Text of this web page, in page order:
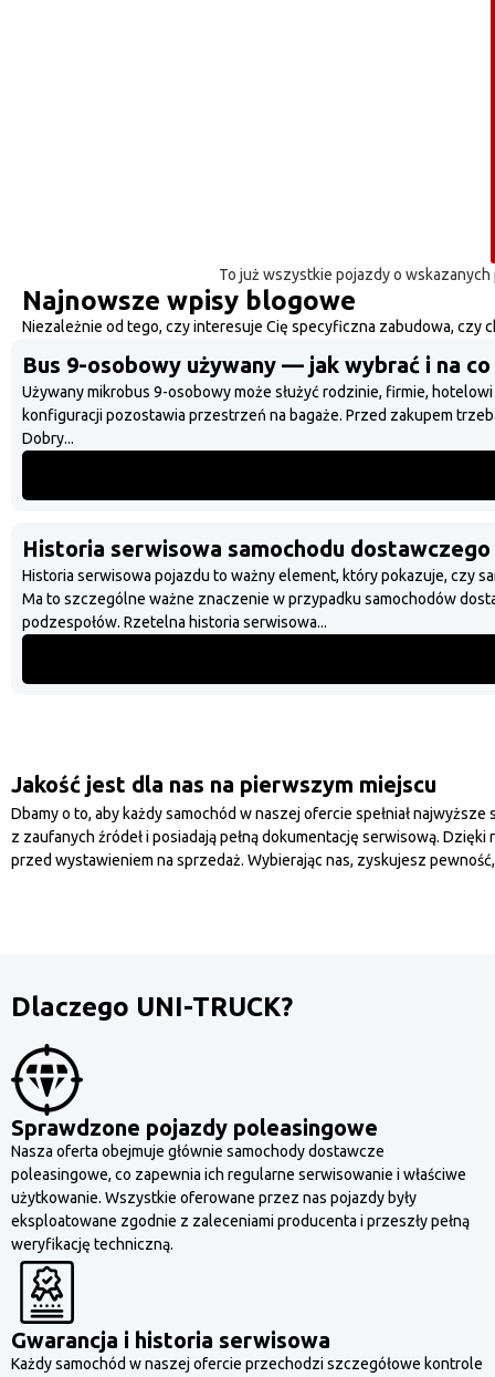
To już wszystkie pojazdy o wskazanych
Najnowsze wpisy blogowe
Niezależnie od tego, czy interesuje Cię specyficzna zabudowa, czy
Bus 9-osobowy używany — jak wybrać i na
Używany mikrobus 9-osobowy może służyć rodzinie, firmie,
konfiguracji pozostawia przestrzeń na bagaże. Przed zakupem
Dobry...
Historia serwisowa samochodu
Historia serwisowa pojazdu to ważny element, który pokazuje, czy
Ma to szczególne ważne znaczenie w przypadku samochodów
podzespołów. Rzetelna historia serwisowa...
Jakość jest dla nas na pierwszym miejscu
Dbamy o to, aby każdy samochód w naszej ofercie spełniał
z zaufanych źródeł i posiadają pełną dokumentację serwisową.
przed wystawieniem na sprzedaż. Wybierając nas, zyskujesz
Dlaczego UNI-TRUCK?
Sprawdzone pojazdy poleasingowe
Nasza oferta obejmuje głównie samochody dostawcze
poleasingowe, co zapewnia ich regularne serwisowanie i właściwe
użytkowanie. Wszystkie oferowane przez nas pojazdy były
eksploatowane zgodnie z zaleceniami producenta i przeszły pełną
weryfikację techniczną.
Gwarancja i historia serwisowa
Każdy samochód w naszej ofercie przechodzi szczegółowe kontrole